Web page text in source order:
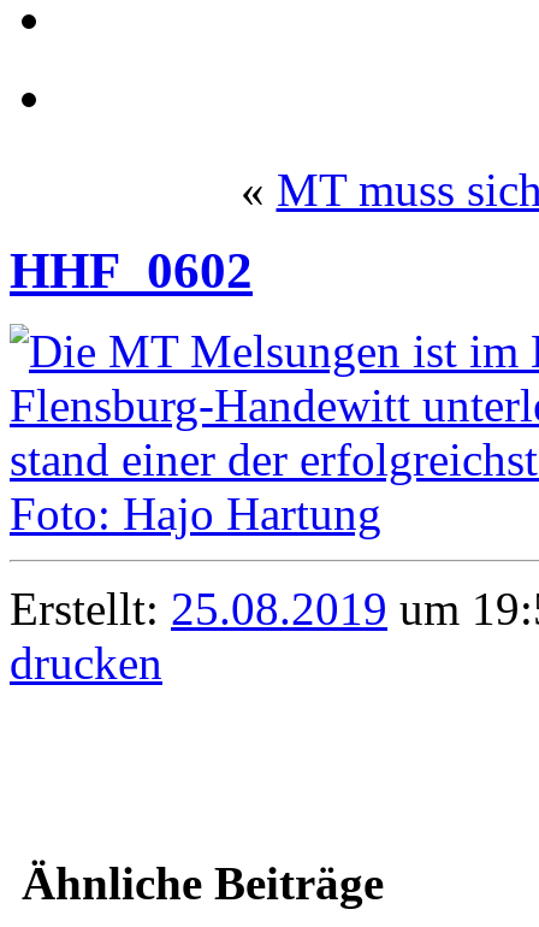
« MT muss
HHF_0602
Erstellt: 25.08.2019 um
drucken
Ähnliche Beiträge